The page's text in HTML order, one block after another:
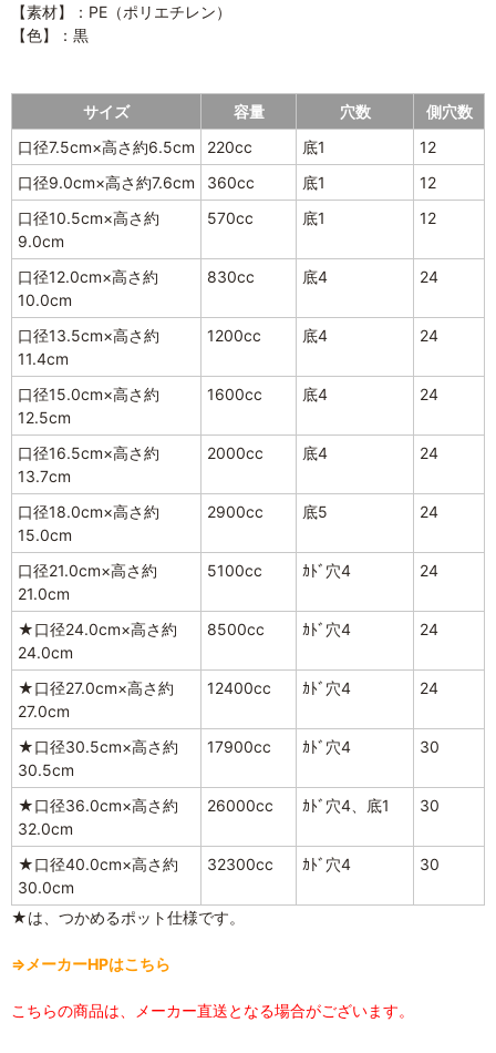
【素材】：PE（ポリエチレン）
【色】：黒
サイズ 容量 穴数
側穴数
口径7.5cm×高さ約6.5cm
220cc 底1
12
口径9.0cm×高さ約7.6cm
360cc 底1
12
口径10.5cm×高さ約
9.0cm
570cc 底1 12
口径12.0cm×高さ約
10.0cm
830cc 底4 24
口径13.5cm×高さ約
11.4cm
1200cc 底4 24
口径15.0cm×高さ約
12.5cm
1600cc 底4 24
口径16.5cm×高さ約
13.7cm
2000cc 底4 24
口径18.0cm×高さ約
15.0cm
2900cc 底5 24
口径21.0cm×高さ約
21.0cm
5100cc ｶﾄﾞ穴4 24
★口径24.0cm×高さ約
24.0cm
8500cc ｶﾄﾞ穴4 24
★口径27.0cm×高さ約
27.0cm
12400cc ｶﾄﾞ穴4 24
★口径30.5cm×高さ約
30.5cm
17900cc ｶﾄﾞ穴4 30
★口径36.0cm×高さ約
32.0cm
26000cc ｶﾄﾞ穴4、底1 30
★口径40.0cm×高さ約
30.0cm
32300cc ｶﾄﾞ穴4 30
★は、つかめるポット仕様です。
⇒メーカーHPはこちら
こちらの商品は、メーカー直送となる場合がございます。